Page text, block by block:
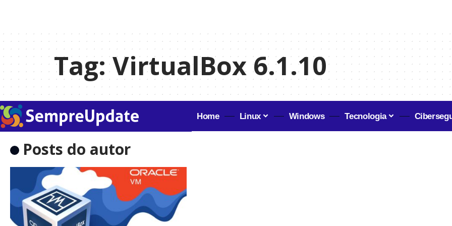
Tag:VirtualBox 6.1.10
Home Linux Windows Tecnologia
Posts do autor